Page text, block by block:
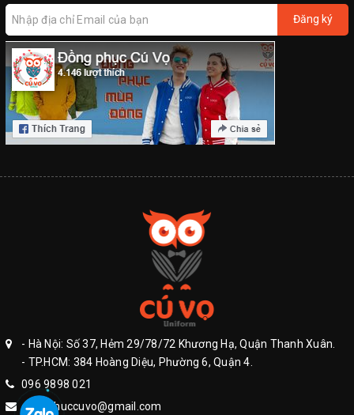
Đăng ký
- Hà Nội: Số 37, Hẻm 29/78/72 Khương Hạ, Quận Thanh Xuân.
- TP.HCM: 384 Hoàng Diệu, Phường 6, Quận 4.
096 9898 021
dongphuccuvo@gmail.com